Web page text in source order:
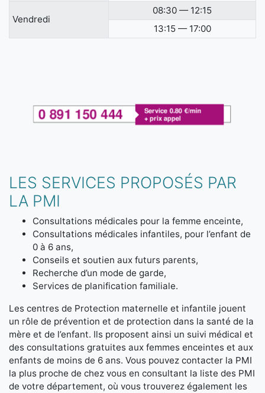
Vendredi
08:30 — 12:15
13:15 — 17:00
LES SERVICES PROPOSÉS PAR
LA PMI
Consultations médicales pour la femme enceinte,
Consultations médicales infantiles, pour l’enfant de
0 à 6 ans,
Conseils et soutien aux futurs parents,
Recherche d’un mode de garde,
Services de planification familiale.
Les centres de Protection maternelle et infantile jouent
un rôle de prévention et de protection dans la santé de la
mère et de l’enfant. Ils proposent ainsi un suivi médical et
des consultations gratuites aux femmes enceintes et aux
enfants de moins de 6 ans. Vous pouvez contacter la PMI
la plus proche de chez vous en consultant la liste des PMI
de votre département, où vous trouverez également les